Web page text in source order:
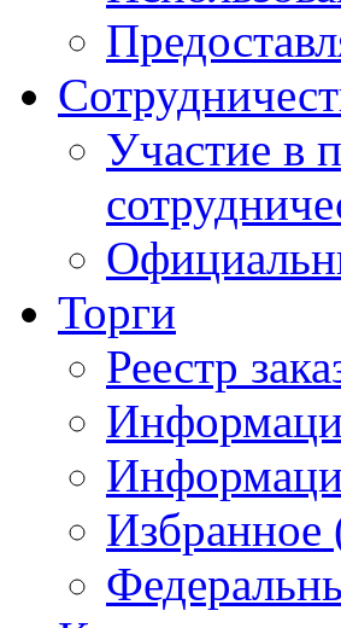
Участие в
Торги
Реестр
Избранное